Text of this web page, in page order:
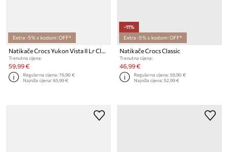
Extra -5% s kodom: OFF*
Trenutna cijena:
59,99 €
Regularna cijena:76,90 €
Najniža cijena:65,99 €
-11%
Extra -5% s kodom: OFF*
Natikače Crocs Classic
Trenutna cijena:
46,99 €
Regularna cijena:59,90 €
Najniža cijena:52,99 €